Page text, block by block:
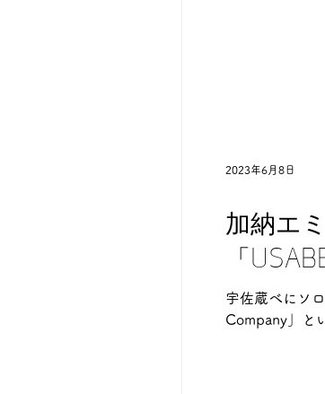
加納エ
「
宇佐蔵べにソ
Company」と
2023年6月8日